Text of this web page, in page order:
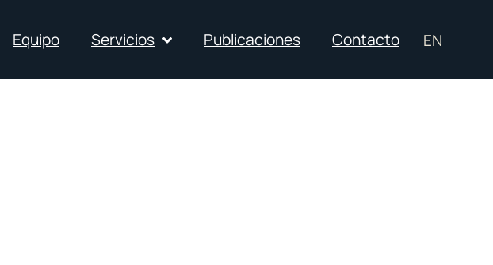
Equipo Servicios Publicaciones Contacto EN